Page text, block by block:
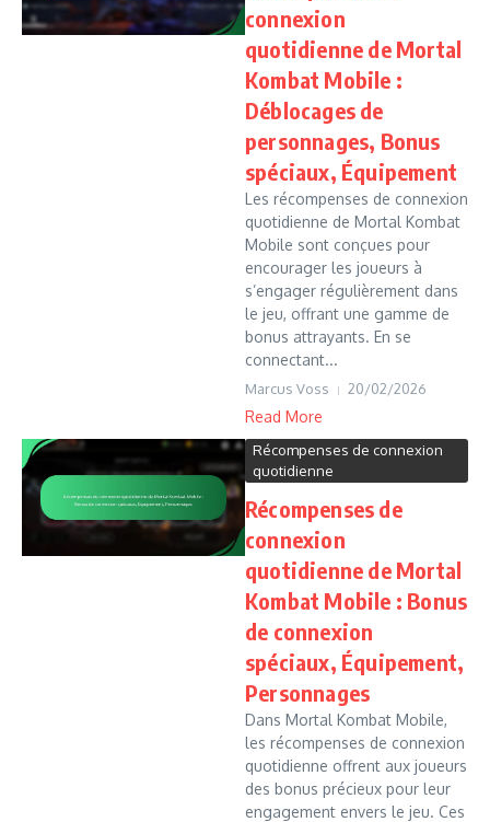
connexion
quotidienne de Mortal
Kombat Mobile :
Déblocages de
personnages, Bonus
spéciaux, Équipement
Les récompenses de connexion
quotidienne de Mortal Kombat
Mobile sont conçues pour
encourager les joueurs à
s’engager régulièrement dans
le jeu, offrant une gamme de
bonus attrayants. En se
connectant...
Marcus Voss 20/02/2026
Read More
Récompenses de connexion
quotidienne
Récompenses de
connexion
quotidienne de Mortal
Kombat Mobile : Bonus
de connexion
spéciaux, Équipement,
Personnages
Dans Mortal Kombat Mobile,
les récompenses de connexion
quotidienne offrent aux joueurs
des bonus précieux pour leur
engagement envers le jeu. Ces